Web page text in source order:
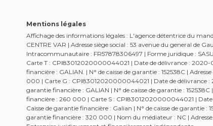
Mentions légales
Affichage des informations légales : L'agence détentrice du
CENTRE VAR | Adresse siège social : 53 avenue du general de
Intracommunautaire : FR57878306497 | Forme juridique :
Carte T : CPI83012020000044021 | Date de délivrance : 2020-
financière : GALIAN. | N° de caisse de garantie : 152538C |
000 | Carte G : CPI83012020000044021 | Date de délivrance :
garantie financière : GALIAN | N° de caisse de garantie :
financière : 260 000 | Carte S : CPI83012020000044021 | Date
Caisse de garantie financière : Galian | N° de caisse de garantie
garantie financière : 320 000 | Nom du médiateur : NC | Adresse